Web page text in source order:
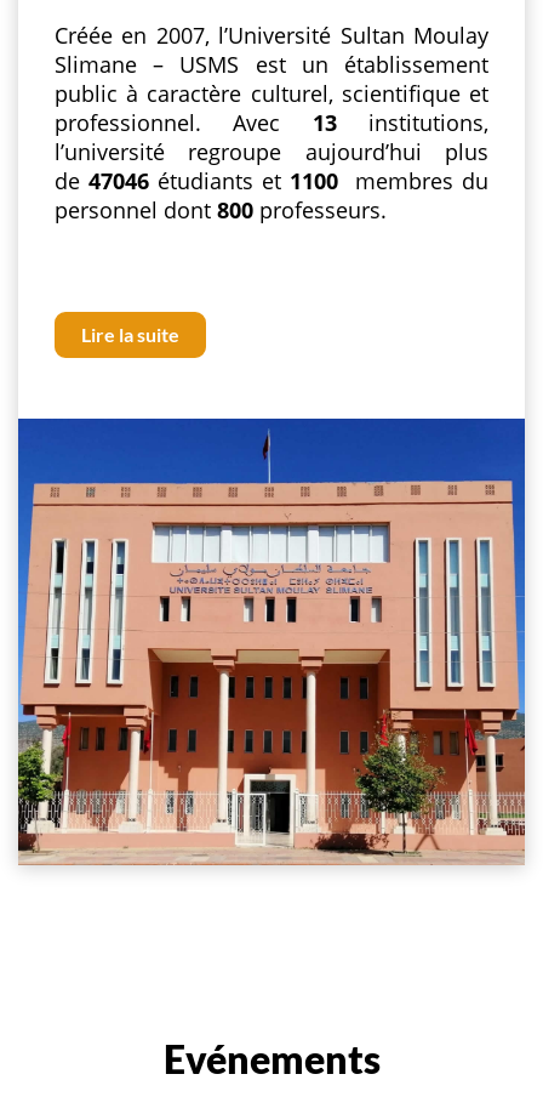
Créée en 2007, l’Université Sultan Moulay
Slimane – USMS est un établissement
public à caractère culturel, scientifique et
professionnel. Avec 13 institutions,
l’université regroupe aujourd’hui plus
de 47046 étudiants et 1100 membres du
personnel dont 800 professeurs.
Lire la suite
Evénements